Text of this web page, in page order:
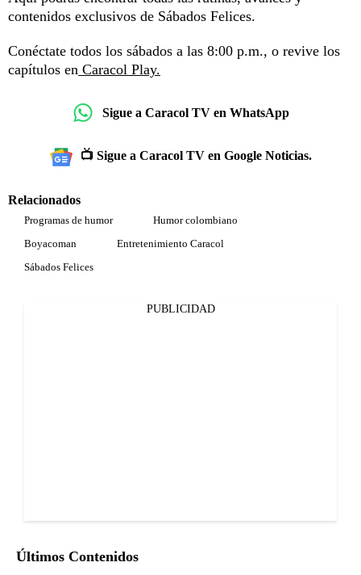
contenidos exclusivos de Sábados Felices.
Conéctate todos los sábados a las 8:00 p.m., o revive los
capítulos en Caracol Play.
Sigue a Caracol TV en WhatsApp
📺 Sigue a Caracol TV en Google Noticias.
Relacionados
Programas de humor
Humor colombiano
Boyacoman
Entretenimiento Caracol
Sábados Felices
PUBLICIDAD
Últimos Contenidos